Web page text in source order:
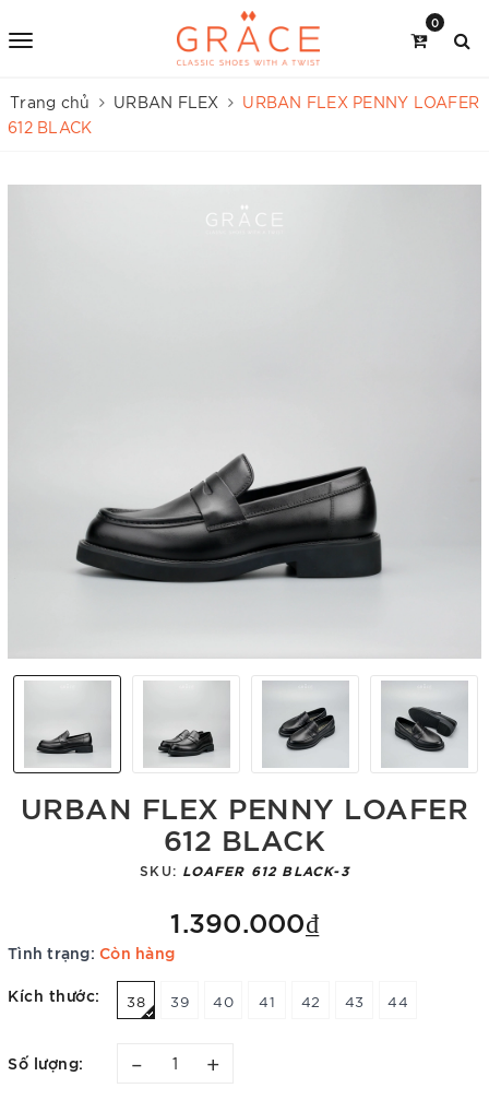
0
Trang chủ URBAN FLEX
URBAN FLEX PENNY LOAFER
612 BLACK
URBAN FLEX PENNY LOAFER
612 BLACK
SKU: LOAFER 612 BLACK-3
1.390.000₫
Tình trạng: Còn hàng
Kích thước: 38 39 40 41 42 43 44
Số lượng: – +